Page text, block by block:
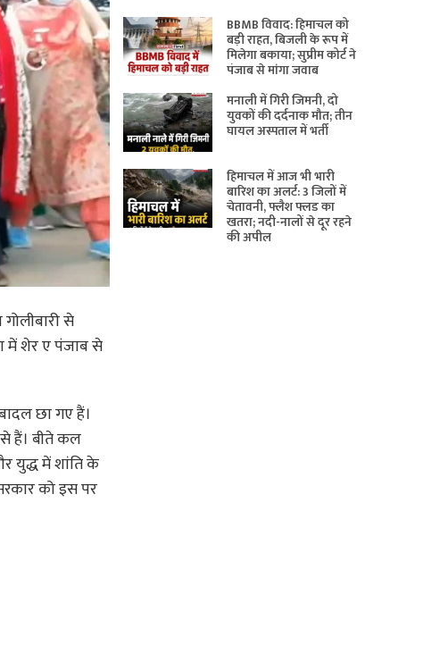
से
में शेर ए पंजाब से
छा गए हैं।
हैं। बीते कल
युद्ध में शांति के
को इस पर
BBMB विवाद: हिमाचल को
बड़ी राहत, बिजली के रूप में
मिलेगा बकाया; सुप्रीम कोर्ट ने
पंजाब से मांगा जवाब
मनाली में गिरी जिमनी, दो
युवकों की दर्दनाक मौत; तीन
घायल अस्पताल में भर्ती
हिमाचल में आज भी भारी
बारिश का अलर्ट: 3 जिलों में
चेतावनी, फ्लैश फ्लड का
खतरा; नदी-नालों से दूर रहने
की अपील